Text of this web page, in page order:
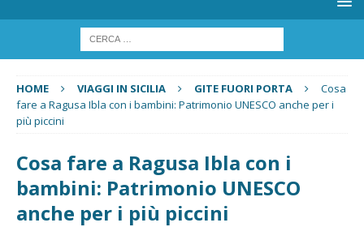
HOME VIAGGI IN SICILIA GITE FUORI PORTA
Cosa
fare a Ragusa Ibla con i bambini: Patrimonio UNESCO anche per i
più piccini
Cosa fare a Ragusa Ibla con i
bambini: Patrimonio UNESCO
anche per i più piccini